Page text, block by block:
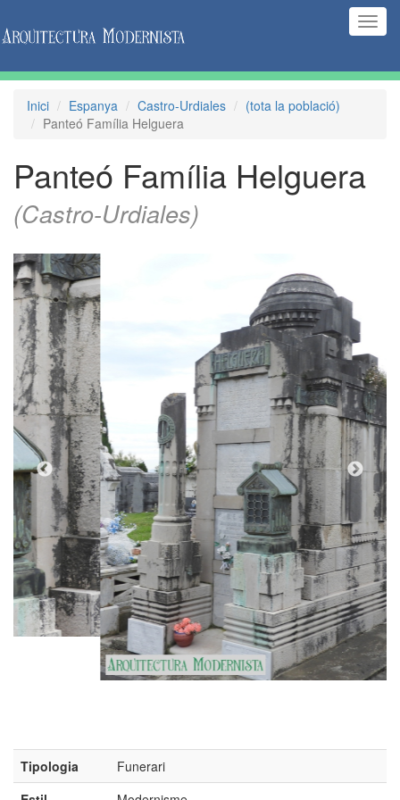
Inici Espanya Castro-Urdiales
(tota la població)
Panteó Família Helguera
Panteó Família Helguera
(Castro-Urdiales)
Tipologia Funerari